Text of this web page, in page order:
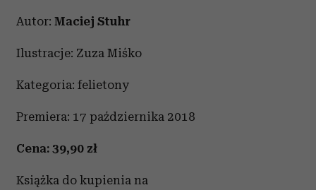
Autor: Maciej Stuhr
Ilustracje: Zuza Miśko
Kategoria: felietony
Premiera: 17 października 2018
Cena: 39,90 zł
Książka do kupienia na